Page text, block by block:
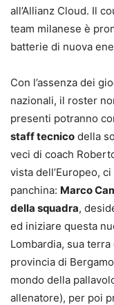
all’Allianz Cloud. Il
team milanese è
batterie di nuova
Con l’assenza dei
nazionali, il roster
presenti potranno
staff tecnico della
veci di coach
vista dell’Europeo,
panchina: Marco
della squadra,
ed iniziare questa
Lombardia, sua terra
provincia di
mondo della
allenatore), per poi